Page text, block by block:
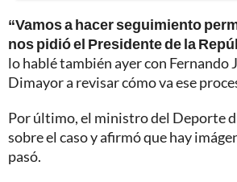
“Vamos a hacer seguimiento
nos pidió el Presidente de la
lo hablé también ayer con Fernando
Dimayor a revisar cómo va ese
Por último, el ministro del Deporte
sobre el caso y afirmó que hay
pasó.